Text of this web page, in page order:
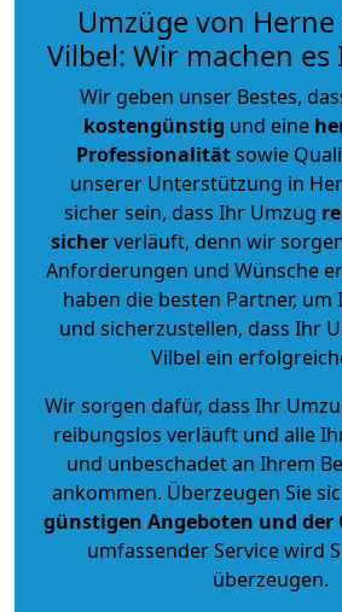
Umzüge von Herne
Vilbel: Wir machen
Wir geben unser Bestes,
kostengünstig und eine
Professionalitätsowie
unserer Unterstützung in
sicher sein, dass Ihr Umzug
sicherverläuft, denn wir
Anforderungen und Wünsche
haben die besten Partner, um
und sicherzustellen, dass Ihr
Vilbel ein
Wir sorgen dafür, dass Ihr
reibungslos verläuft und alle
und unbeschadet an Ihrem
ankommen. Überzeugen Sie
günstigen Angeboten und
umfassender Service wird
überzeugen.